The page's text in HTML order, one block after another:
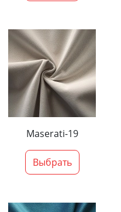
Maserati-19
Выбрать